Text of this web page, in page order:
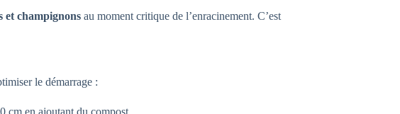
et champignons au moment critique de l’enracinement. C’est
le démarrage :